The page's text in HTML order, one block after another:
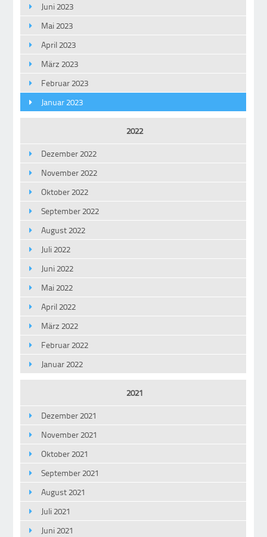
Juni 2023
Mai 2023
April 2023
März 2023
Februar 2023
Januar 2023
2022
Dezember 2022
November 2022
Oktober 2022
September 2022
August 2022
Juli 2022
Juni 2022
Mai 2022
April 2022
März 2022
Februar 2022
Januar 2022
2021
Dezember 2021
November 2021
Oktober 2021
September 2021
August 2021
Juli 2021
Juni 2021